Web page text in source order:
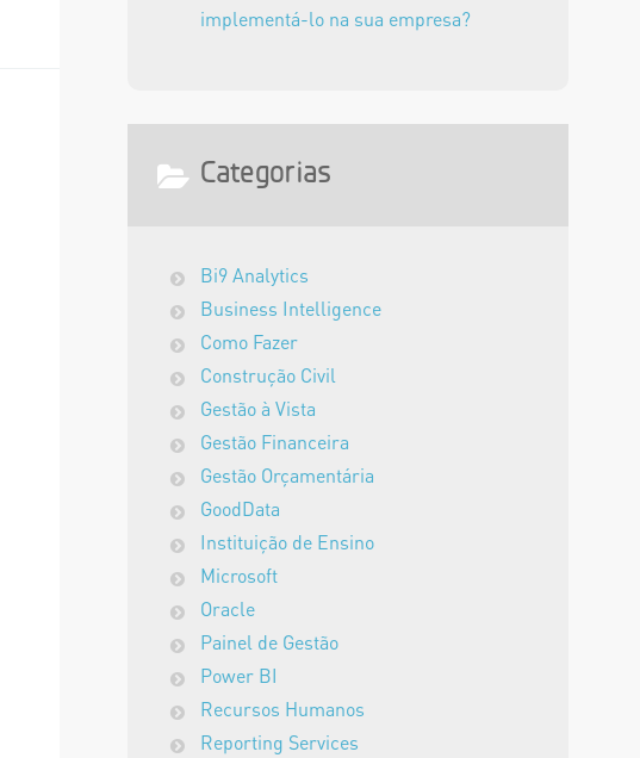
implementá-lo na sua empresa?
Categorias
Bi9 Analytics
Business Intelligence
Como Fazer
Construção Civil
Gestão à Vista
Gestão Financeira
Gestão Orçamentária
GoodData
Instituição de Ensino
Microsoft
Oracle
Painel de Gestão
Power BI
Recursos Humanos
Reporting Services